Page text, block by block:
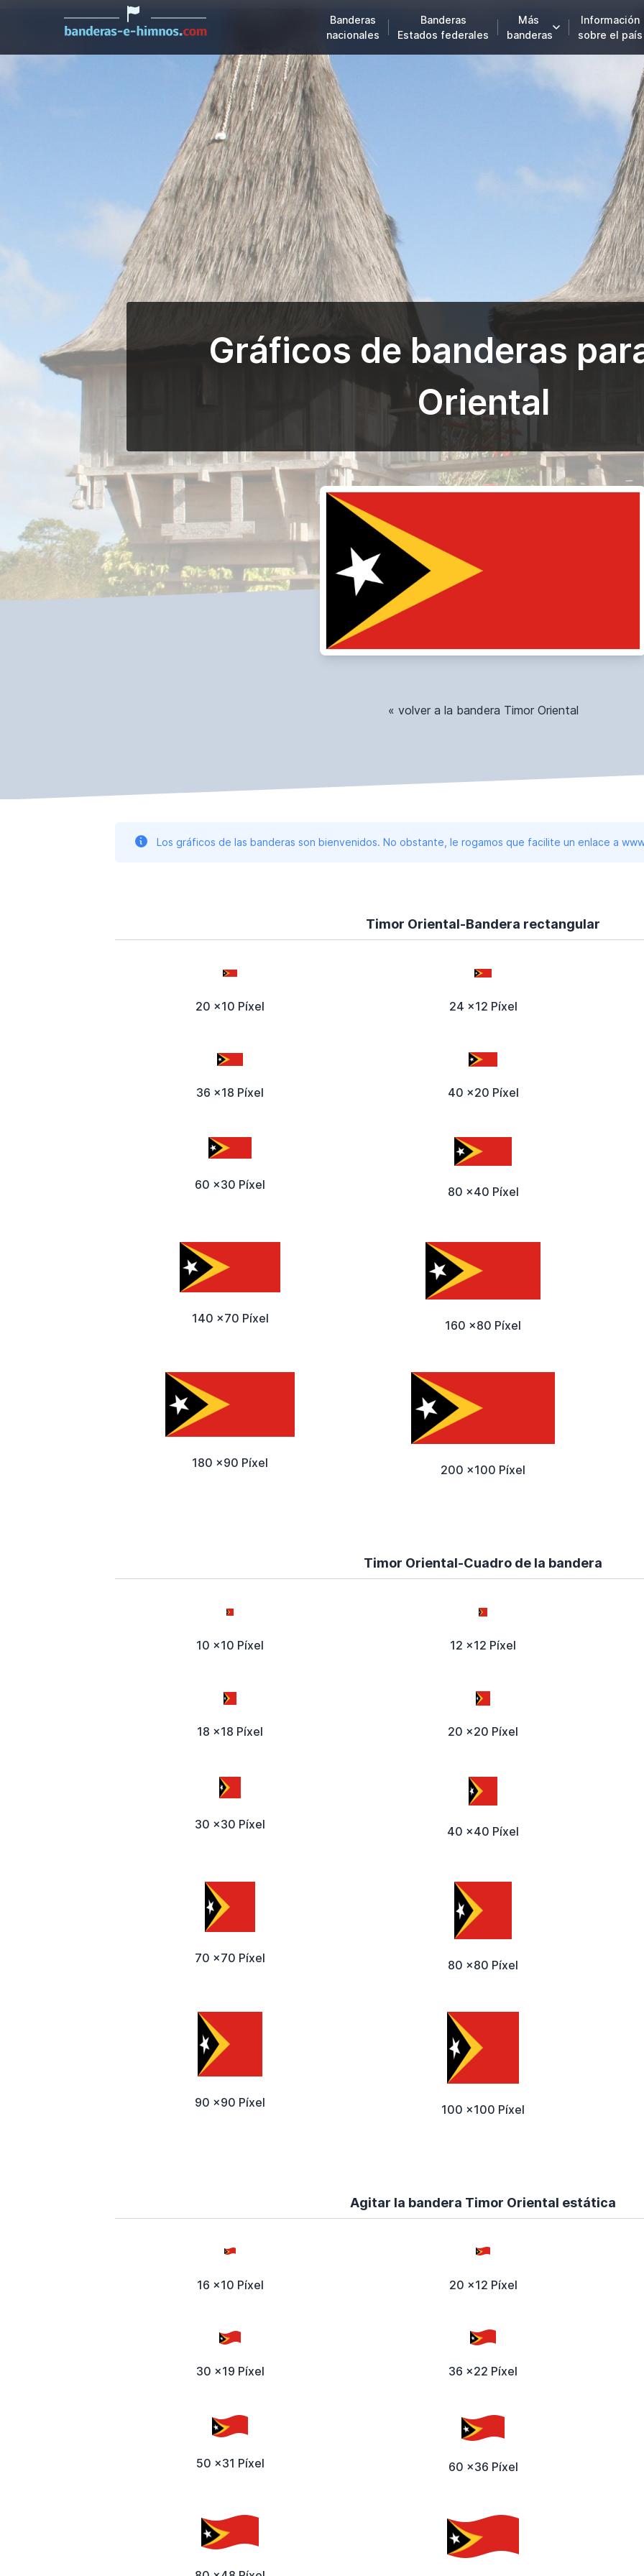
Banderas
nacionales
Banderas
Estados federales
Más
banderas
Información
sobre el país
Gráficos de banderas
Oriental
« volver a la bandera Timor Oriental
Los gráficos de las banderas son bienvenidos. No obstante, le rogamos que facilite un enlace a
Timor Oriental-Bandera rectangular
20 x10 Píxel 24 x12 Píxel
36 x18 Píxel 40 x20 Píxel
60 x30 Píxel 80 x40 Píxel
140 x70 Píxel 160 x80 Píxel
180 x90 Píxel 200 x100 Píxel
Timor Oriental-Cuadro de la bandera
10 x10 Píxel 12 x12 Píxel
18 x18 Píxel 20 x20 Píxel
30 x30 Píxel 40 x40 Píxel
70 x70 Píxel 80 x80 Píxel
90 x90 Píxel 100 x100 Píxel
Agitar la bandera Timor Oriental estática
16 x10 Píxel 20 x12 Píxel
30 x19 Píxel 36 x22 Píxel
50 x31 Píxel 60 x36 Píxel